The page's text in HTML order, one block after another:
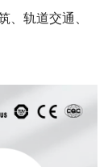
、轨道交通、